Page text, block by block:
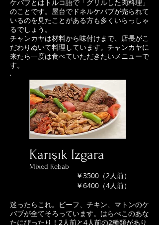
ケバブとはトルコ語で「グリルした肉料理」
のことです。屋台でドネルケバブが売られて
いるのを見たことがある方も多くいらっしゃ
るでしょう。
チャンカヤは材料から味付けまで、店長がこ
だわりぬいて料理しています。チャンカヤに
来たら一度は食べていただきたいメニューで
す。
Karışık Izgara
Mixed Kebab
￥3500（2人前）
￥6400（4人前）
迷ったらこれ。ビーフ、チキン、マトンのケ
バブが全てそろっています。はらぺこのあな
たにぴったり！2人前と4人前の2種類があり